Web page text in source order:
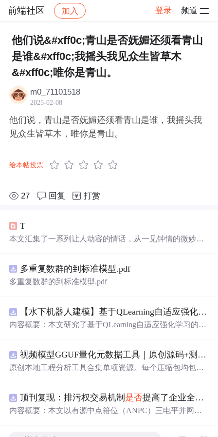
前端社区 加入 登录 频道
社区 前端社区 感慨 帖子详情
他们说&#xff0c;青山是否妩媚还须看青山
是谁&#xff0c;我摇头我见众生皆草木
&#xff0c;唯你是青山。
m0_71101518
2025-02-08
他们说，青山是否妩媚还须看青山是谁，我摇头我
见众生皆草木，唯你是青山。
给本帖投票
27 回复 打赏
T
本文汇集了一系列让人动容的情话，从一见钟情的微妙到
都能触动人心。
多重复数群的到标准模型.pdf
多重复数群的到标准模型.pdf
【水下机器人建模】基于QLearning自适应强化学习PID控制器在AUV中的应用研究（Matlab代码实现）
内容概要：本文研究了基于QLearning自适应强化学习的PI
探讨了将强化学习算法QLearning与传统PID控制相结合的
方法，以提升AUV在复杂、时变及非线性水下环境中的自
arning算法在线动态优化PID控制器的比例、积分和微分参
数，从而实现对系统误差、响应速度、超调量等性能指标
的综合优化。通过Matlab仿真实验验证了该复合控制策略
视频模型GGUF量化元数据工具｜原创源码+测试+离线报告
原创本地工程分析工具合集单项资源。每个压缩包均包含
行效果图、README、运行说 明、功能清单、MIT License
及原创授权声明。Node.js 18+ 可直接运行，零第三方运行
顶刊复现：排污权交易机制 是否提高了企业全要素生产率 -来自中国上市公司的证据（论文+数据）
内容概要：本文以有源中点箝位（ANPC）三电平并网逆